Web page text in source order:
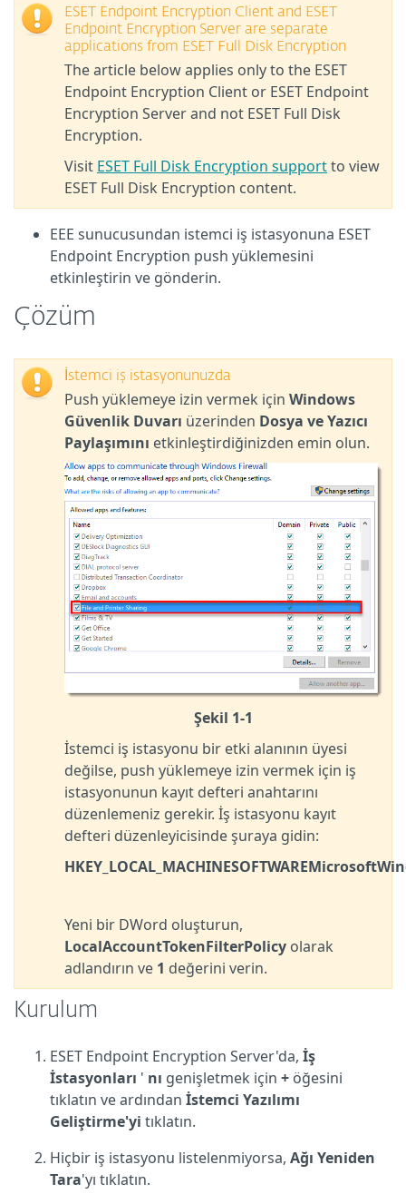
ESET Endpoint Encryption Client and ESET
Endpoint Encryption Server are separate
applications from ESET Full Disk Encryption
The article below applies only to the ESET
Endpoint Encryption Client or ESET Endpoint
Encryption Server and not ESET Full Disk
Encryption.
Visit ESET Full Disk Encryption supportto view
ESET Full Disk Encryption content.
EEE sunucusundan istemci iş istasyonuna ESET
Endpoint Encryption push yüklemesini
etkinleştirin ve gönderin.
Çözüm
İstemci iş istasyonunuzda
Push yüklemeye izin vermek için Windows
Güvenlik Duvarı üzerinden Dosya ve Yazıcı
Paylaşımını etkinleştirdiğinizden emin olun.
Şekil 1-1
İstemci iş istasyonu bir etki alanının üyesi
değilse, push yüklemeye izin vermek için iş
istasyonunun kayıt defteri anahtarını
düzenlemeniz gerekir. İş istasyonu kayıt
defteri düzenleyicisinde şuraya gidin:
Yeni bir DWord oluşturun,
LocalAccountTokenFilterPolicy olarak
adlandırın ve 1 değerini verin.
Kurulum
ESET Endpoint Encryption Server'da, İş
İstasyonları ' nı genişletmek için + öğesini
tıklatın ve ardından İstemci Yazılımı
Geliştirme'yi tıklatın.
Hiçbir iş istasyonu listelenmiyorsa, Ağı Yeniden
Tara'yı tıklatın.